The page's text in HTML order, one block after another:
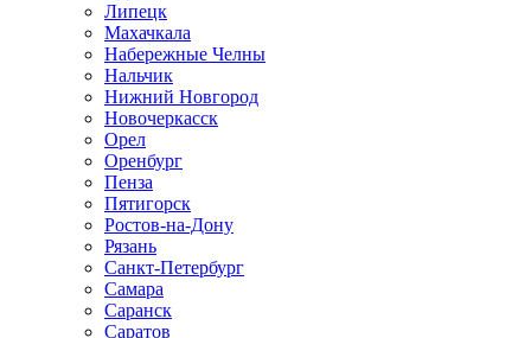
Липецк
Махачкала
Набережные Челны
Нальчик
Нижний Новгород
Новочеркасск
Орел
Оренбург
Пенза
Пятигорск
Ростов-на-Дону
Рязань
Санкт-Петербург
Самара
Саранск
Саратов